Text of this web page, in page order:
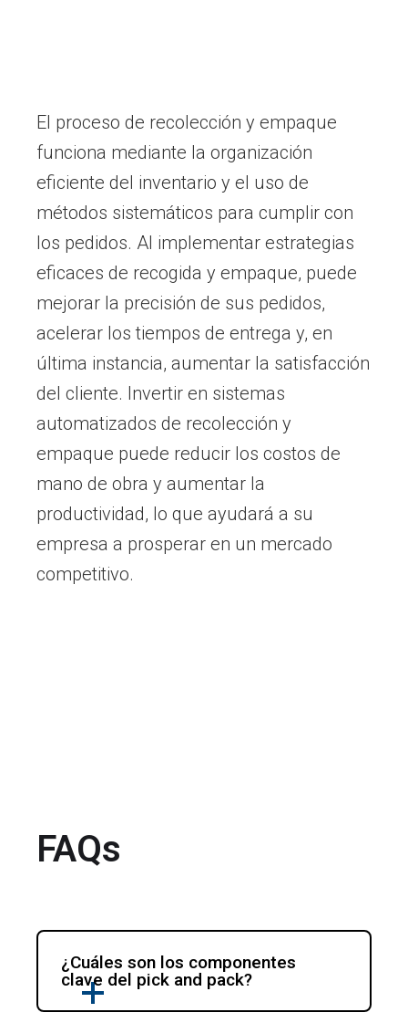
El proceso de recolección y empaque
funciona mediante la organización
eficiente del inventario y el uso de
métodos sistemáticos para cumplir con
los pedidos. Al implementar estrategias
eficaces de recogida y empaque, puede
mejorar la precisión de sus pedidos,
acelerar los tiempos de entrega y, en
última instancia, aumentar la satisfacción
del cliente. Invertir en sistemas
automatizados de recolección y
empaque puede reducir los costos de
mano de obra y aumentar la
productividad, lo que ayudará a su
empresa a prosperar en un mercado
competitivo.
FAQs
¿Cuáles son los componentes
clave del pick and pack?